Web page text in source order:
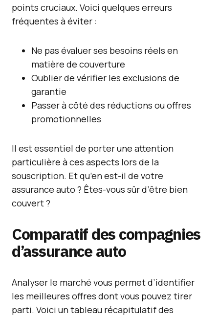
points cruciaux. Voici quelques erreurs
fréquentes à éviter :
Ne pas évaluer ses besoins réels en
matière de couverture
Oublier de vérifier les exclusions de
garantie
Passer à côté des réductions ou offres
promotionnelles
Il est essentiel de porter une attention
particulière à ces aspects lors de la
souscription. Et qu’en est-il de votre
assurance auto ? Êtes-vous sûr d’être bien
couvert ?
Comparatif des compagnies
d’assurance auto
Analyser le marché vous permet d’identifier
les meilleures offres dont vous pouvez tirer
parti. Voici un tableau récapitulatif des